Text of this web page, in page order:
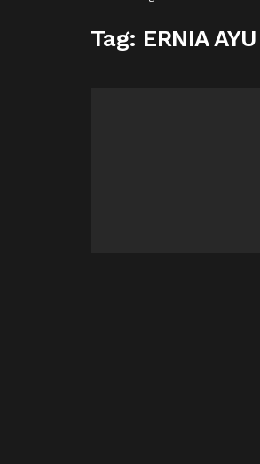
Tag: ERNIA